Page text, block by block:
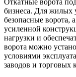
Откатные ворота
бизнеса. Для жилых
безопасные ворота,
усиленной
нагрузки и
ворота можно
условиями
заводов и торговых